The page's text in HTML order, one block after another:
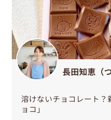
長田知恵（つ
溶けないチョコレート
ョコ」